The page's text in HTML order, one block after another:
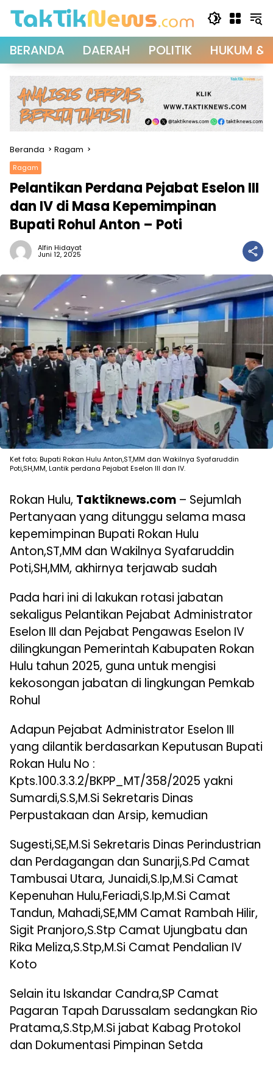
BERANDA DAERAH POLITIK HUKUM &
Beranda Ragam
Ragam
Pelantikan Perdana Pejabat Eselon III
dan IV di Masa Kepemimpinan
Bupati Rohul Anton – Poti
Alfin Hidayat
Juni 12, 2025
Ket foto; Bupati Rokan Hulu Anton,ST,MM dan Wakilnya Syafaruddin
Poti,SH,MM, Lantik perdana Pejabat Eselon III dan IV.
Rokan Hulu, Taktiknews.com – Sejumlah
Pertanyaan yang ditunggu selama masa
kepemimpinan Bupati Rokan Hulu
Anton,ST,MM dan Wakilnya Syafaruddin
Poti,SH,MM, akhirnya terjawab sudah
Pada hari ini di lakukan rotasi jabatan
sekaligus Pelantikan Pejabat Administrator
Eselon III dan Pejabat Pengawas Eselon IV
dilingkungan Pemerintah Kabupaten Rokan
Hulu tahun 2025, guna untuk mengisi
kekosongan jabatan di lingkungan Pemkab
Rohul
Adapun Pejabat Administrator Eselon III
yang dilantik berdasarkan Keputusan Bupati
Rokan Hulu No :
Kpts.100.3.3.2/BKPP_MT/358/2025 yakni
Sumardi,S.S,M.Si Sekretaris Dinas
Perpustakaan dan Arsip, kemudian
Sugesti,SE,M.Si Sekretaris Dinas Perindustrian
dan Perdagangan dan Sunarji,S.Pd Camat
Tambusai Utara, Junaidi,S.Ip,M.Si Camat
Kepenuhan Hulu,Feriadi,S.Ip,M.Si Camat
Tandun, Mahadi,SE,MM Camat Rambah Hilir,
Sigit Pranjoro,S.Stp Camat Ujungbatu dan
Rika Meliza,S.Stp,M.Si Camat Pendalian IV
Koto
Selain itu Iskandar Candra,SP Camat
Pagaran Tapah Darussalam sedangkan Rio
Pratama,S.Stp,M.Si jabat Kabag Protokol
dan Dokumentasi Pimpinan Setda